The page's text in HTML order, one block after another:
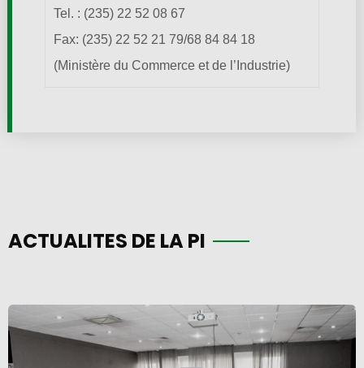
Tel. : (235) 22 52 08 67
Fax: (235) 22 52 21 79/68 84 84 18
(Ministère du Commerce et de l’Industrie)
ACTUALITES DE LA PI